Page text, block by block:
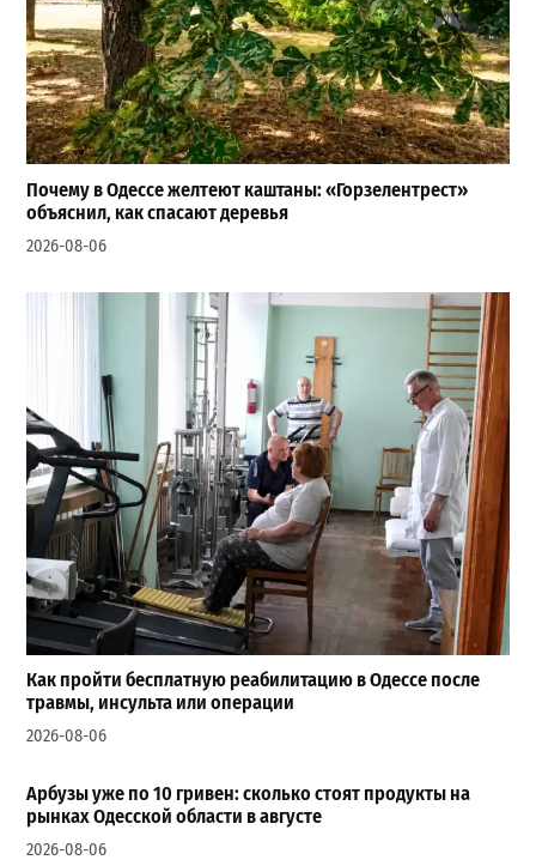
Почему в Одессе желтеют каштаны: «Горзелентрест»
объяснил, как спасают деревья
2026-08-06
Как пройти бесплатную реабилитацию в Одессе после
травмы, инсульта или операции
2026-08-06
Арбузы уже по 10 гривен: сколько стоят продукты на
рынках Одесской области в августе
2026-08-06